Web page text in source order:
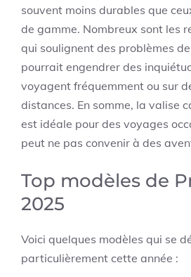
souvent moins durables que
de gamme. Nombreux sont les
qui soulignent des problèmes
pourrait engendrer des
voyagent fréquemment ou sur
distances. En somme, la valise
est idéale pour des voyages
peut ne pas convenir à des
Top modèles de
2025
Voici quelques modèles qui se
particulièrement cette année :